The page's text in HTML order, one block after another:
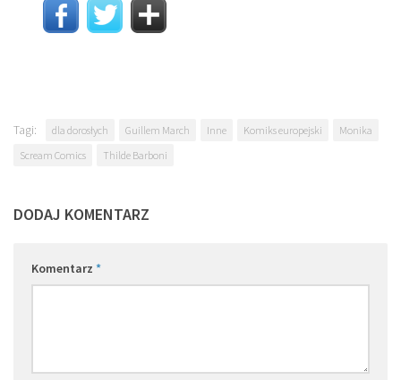
Tagi: dla dorosłych Guillem March Inne Komiks europejski
Monika
Scream Comics
Thilde Barboni
DODAJ KOMENTARZ
Komentarz *